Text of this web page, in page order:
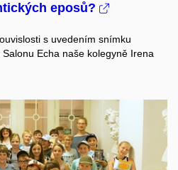
eposů?
s uvedením snímku
Echa naše kolegyně Irena